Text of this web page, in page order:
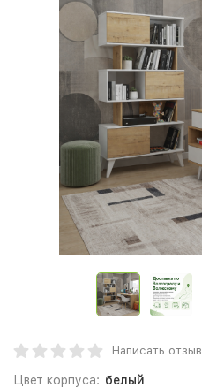
Написать отзыв
Цвет корпуса: белый